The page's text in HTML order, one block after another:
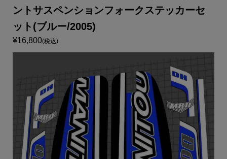
ントサスペンションフォークステッカーセ
ット(ブルー/2005)
¥16,800(税込)